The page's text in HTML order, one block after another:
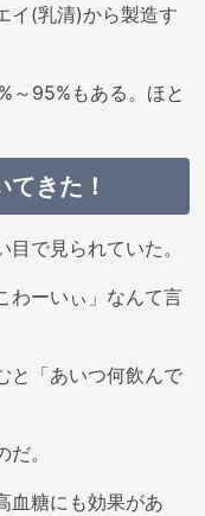
イ(乳清)から製造す
～95%もある。ほと
きた！
で見られていた。
わーいぃ」なんて言
と「あいつ何飲んで
。
血糖にも効果があ